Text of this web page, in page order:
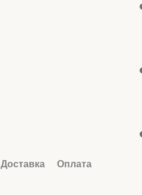
Доставка Оплата